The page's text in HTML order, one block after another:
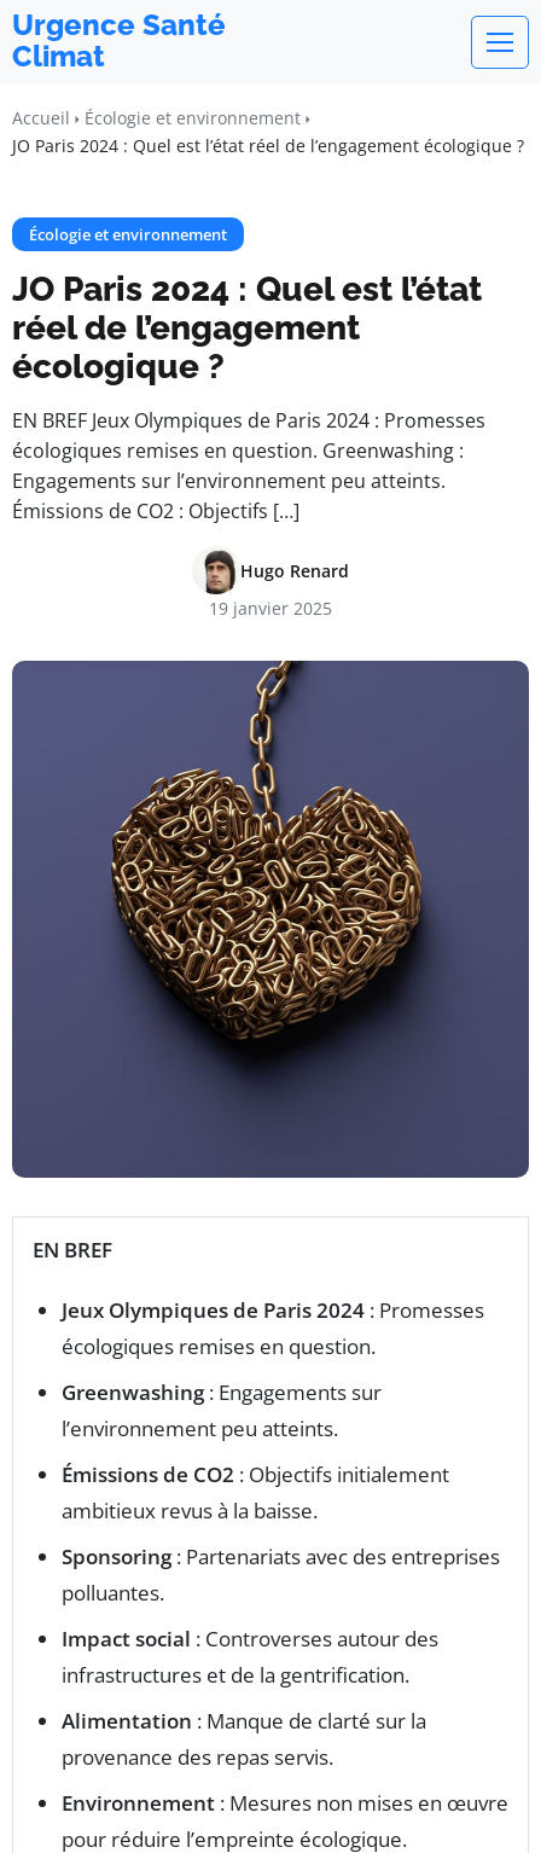
Urgence Santé
Climat
Accueil
Écologie et environnement
JO Paris 2024 : Quel est l’état réel de l’engagement écologique ?
Écologie et environnement
JO Paris 2024 : Quel est l’état
réel de l’engagement
écologique ?
EN BREF Jeux Olympiques de Paris 2024 : Promesses
écologiques remises en question. Greenwashing :
Engagements sur l’environnement peu atteints.
Émissions de CO2 : Objectifs […]
Hugo Renard
19 janvier 2025
EN BREF
Jeux Olympiques de Paris 2024 : Promesses
écologiques remises en question.
Greenwashing: Engagements sur
l’environnement peu atteints.
Émissions de CO2 : Objectifs initialement
ambitieux revus à la baisse.
Sponsoring: Partenariats avec des entreprises
polluantes.
Impact social : Controverses autour des
infrastructures et de la gentrification.
Alimentation : Manque de clarté sur la
provenance des repas servis.
Environnement : Mesures non mises en œuvre
pour réduire l’empreinte écologique.